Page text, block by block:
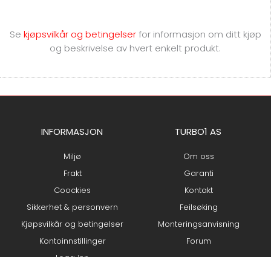
Se kjøpsvilkår og betingelserfor informasjon om ditt kjøp
og beskrivelse av hvert enkelt produkt.
INFORMASJON
Miljø
Frakt
Coockies
Sikkerhet & personvern
Kjøpsvilkår og betingelser
Kontoinnstillinger
TURBO1 AS
Om oss
Garanti
Kontakt
Feilsøking
Monteringsanvisning
Forum